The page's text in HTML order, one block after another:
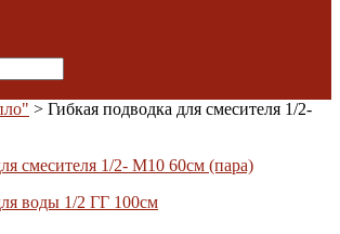
> Гибкая подводка для смесителя 1/2-
смесителя 1/2- M10 60см (пара)
воды 1/2 ГГ 100см